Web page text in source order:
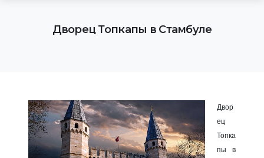
Дворец Топкапы в Стамбуле
Двор
ец
Топка
пы в